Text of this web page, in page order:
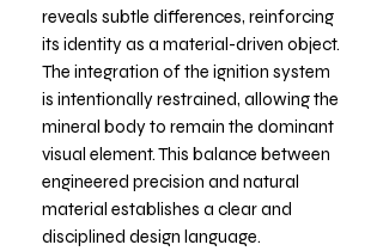
reveals subtle differences, reinforcing
its identity as a material-driven object.
The integration of the ignition system
is intentionally restrained, allowing the
mineral body to remain the dominant
visual element. This balance between
engineered precision and natural
material establishes a clear and
disciplined design language.